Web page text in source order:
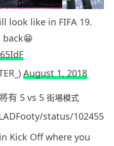
look like in FIFA 19.
back😁
August 1, 2018
有 5 vs 5 街場模式
status/
Kick Off where you